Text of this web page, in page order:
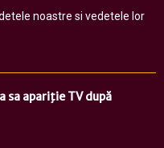
noastre si vedetele lor
sa apariţie TV după